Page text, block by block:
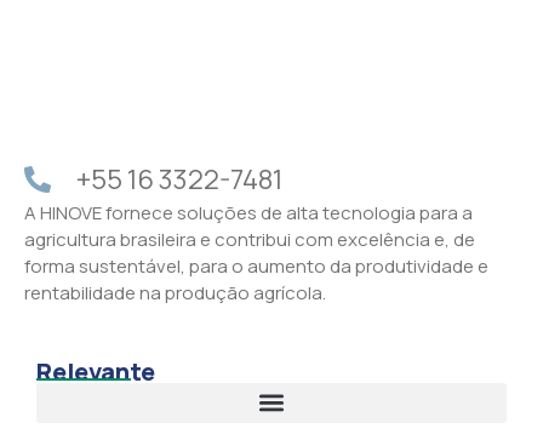
+55 16 3322-7481
A HINOVE fornece soluções de alta tecnologia para a
agricultura brasileira e contribui com excelência e, de
forma sustentável, para o aumento da produtividade e
rentabilidade na produção agrícola.
Relevante